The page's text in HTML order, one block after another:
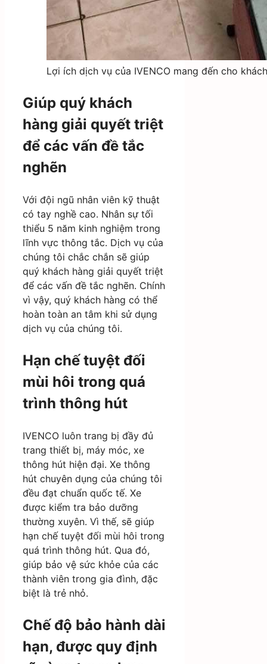
Lợi ích dịch vụ của IVENCO mang đến cho
Giúp quý khách
hàng giải quyết triệt
để các vấn đề tắc
nghẽn
Với đội ngũ nhân viên kỹ thuật
có tay nghề cao. Nhân sự tối
thiểu 5 năm kinh nghiệm trong
lĩnh vực thông tắc. Dịch vụ của
chúng tôi chắc chắn sẽ giúp
quý khách hàng giải quyết triệt
để các vấn đề tắc nghẽn. Chính
vì vậy, quý khách hàng có thể
hoàn toàn an tâm khi sử dụng
dịch vụ của chúng tôi.
Hạn chế tuyệt đối
mùi hôi trong quá
trình thông hút
IVENCO luôn trang bị đầy đủ
trang thiết bị, máy móc, xe
thông hút hiện đại. Xe thông
hút chuyên dụng của chúng tôi
đều đạt chuẩn quốc tế. Xe
được kiểm tra bảo dưỡng
thường xuyên. Vì thế, sẽ giúp
hạn chế tuyệt đối mùi hôi trong
quá trình thông hút. Qua đó,
giúp bảo vệ sức khỏe của các
thành viên trong gia đình, đặc
biệt là trẻ nhỏ.
Chế độ bảo hành dài
hạn, được quy định